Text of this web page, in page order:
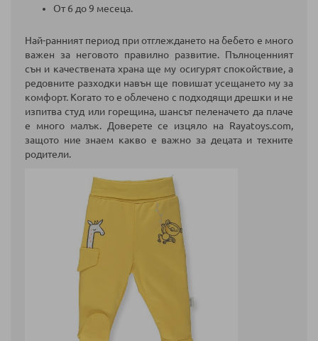
От 6 до 9 месеца.
Най-ранният период при отглеждането на бебето е много
важен за неговото правилно развитие. Пълноценният
сън и качествената храна ще му осигурят спокойствие, а
редовните разходки навън ще повишат усещането му за
комфорт. Когато то е облечено с подходящи дрешки и не
изпитва студ или горещина, шансът пеленачето да плаче
е много малък. Доверете се изцяло на Rayatoys.com,
защото ние знаем какво е важно за децата и техните
родители.